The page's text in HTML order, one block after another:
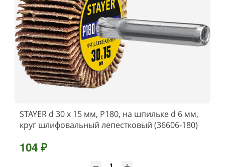
STAYER d 30 x 15 мм, P180, на шпильке d 6 мм,
круг шлифовальный лепестковый (36606-180)
104 ₽